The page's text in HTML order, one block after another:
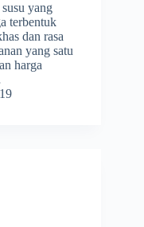
yang
terbentuk
dan rasa
yang satu
harga